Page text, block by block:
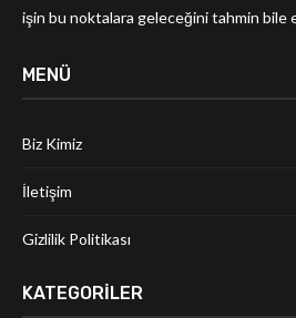
işin bu noktalara geleceğini tahmin bile
MENÜ
Biz Kimiz
İletişim
Gizlilik Politikası
KATEGORILER